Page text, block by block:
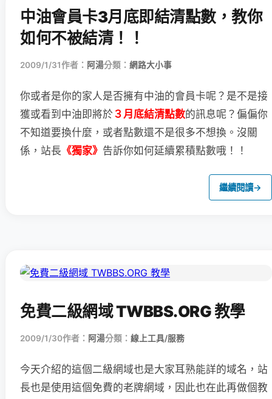
中油會員卡3月底即結清點數，教你
如何不被結清！！
2009/1/31作者： 阿湯分類： 網路大小事
你或者是你的家人是否擁有中油的會員卡呢？ 是不是接
獲或看到中油即將於 ３月底結清點數的訊息呢？ 偏偏你
不知道要換什麼，或者點數還不是很多不想換。 沒關
係，站長 《獨家》 告訴你如何延續累積點數哦！！
繼續閱讀→
免費二級網域 TWBBS.ORG 教學
2009/1/30作者： 阿湯分類： 線上工具/服務
今天介紹的這個二級網域也是大家耳熟能詳的域名，站
長也是使用這個免費的老牌網域，因此也在此再做個教